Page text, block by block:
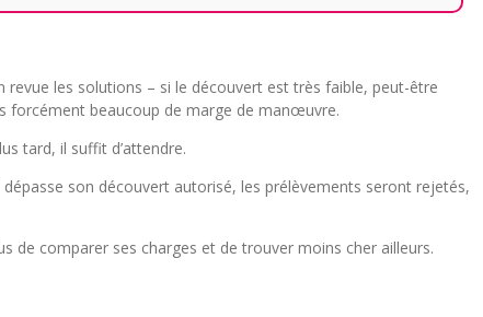
revue les solutions – si le découvert est très faible, peut-être
forcément beaucoup de marge de manœuvre.
tard, il suffit d’attendre.
son découvert autorisé, les prélèvements seront rejetés,
de comparer ses charges et de trouver moins cher ailleurs.